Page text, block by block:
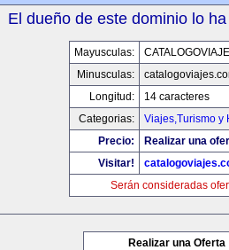
El dueño de este dominio lo
Mayusculas:
Minusculas:
Longitud:
14 caracteres
Categorias:
Viajes,Turismo y
Precio:
Realizar una
Visitar!
Serán consideradas
Realizar una Oferta